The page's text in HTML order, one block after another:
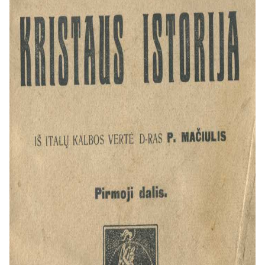
gyvenimo
prasmės“.
Autoriaus
tikslas ir
epochos
kritika
„Autorius
skaitytojui“
Papini
išdėsto
savo
motyvus ir
griežtai
kritikuoja
modernųjį
pasaulį. Jo